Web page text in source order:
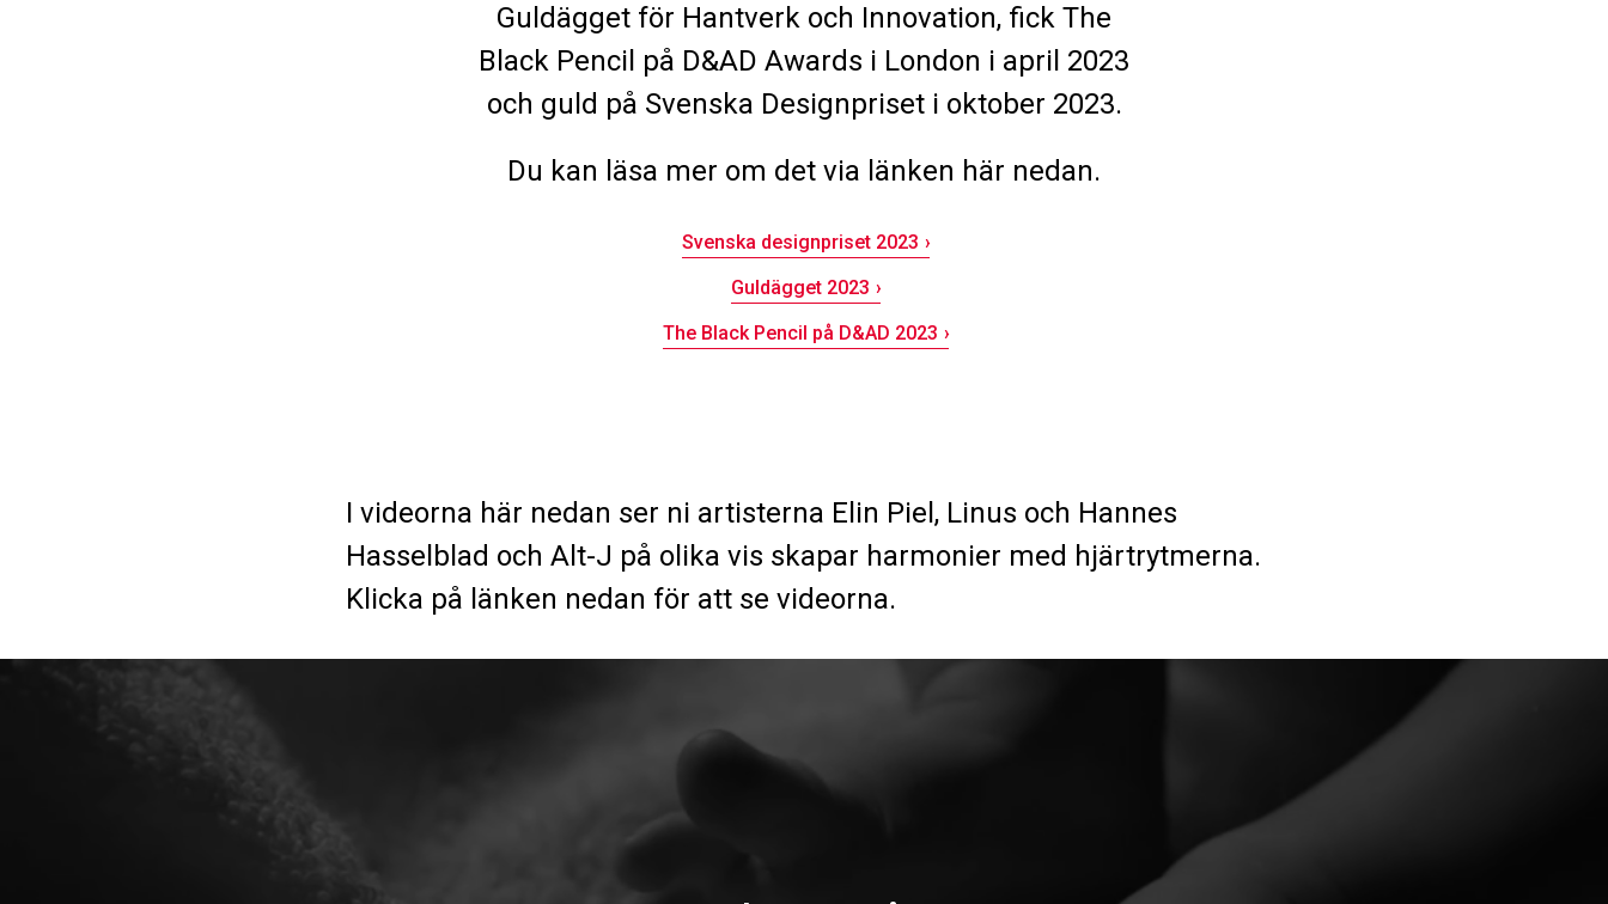
Guldägget för Hantverk och Innovation, fick The
Black Pencil på D&AD Awards i London i april 2023
och guld på Svenska Designpriset i oktober 2023.
Du kan läsa mer om det via länken här nedan.
Svenska designpriset 2023
Guldägget 2023
The Black Pencil på D&AD 2023
I videorna här nedan ser ni artisterna Elin Piel, Linus och Hannes
Hasselblad och Alt-J på olika vis skapar harmonier med hjärtrytmerna.
Klicka på länken nedan för att se videorna.